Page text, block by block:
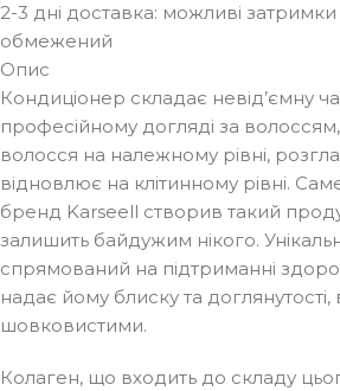
2-3 дні доставка: можливі
обмежений
Опис
Кондиціонер складає невід’ємну
професійному догляді за
волосся на належному рівні,
відновлює на клітинному рівні.
бренд Karseell створив такий
залишить байдужим нікого.
спрямований на підтриманні
надає йому блиску та
шовковистими.
Колаген, що входить до складу